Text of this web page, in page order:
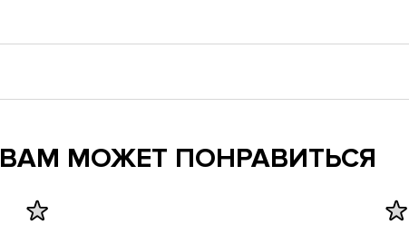
ВАМ МОЖЕТ ПОНРАВИТЬСЯ